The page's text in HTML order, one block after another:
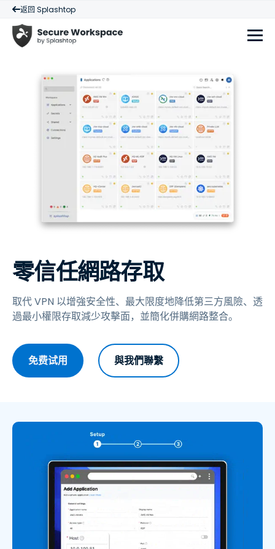
返回 Splashtop
零信任網路存取
取代 VPN 以增強安全性、最大限度地降低第三方風險、透
過最小權限存取減少攻擊面，並簡化併購網路整合。
免费试用 與我們聯繫